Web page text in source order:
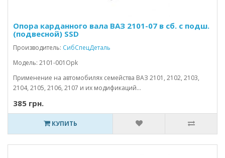
Опора карданного вала ВАЗ 2101-07 в сб. с подш.
(подвесной) SSD
Производитель: СибСпецДеталь
Модель: 2101-001Opk
Применение на автомобилях семейства ВАЗ 2101, 2102, 2103,
2104, 2105, 2106, 2107 и их модификаций...
385 грн.
КУПИТЬ